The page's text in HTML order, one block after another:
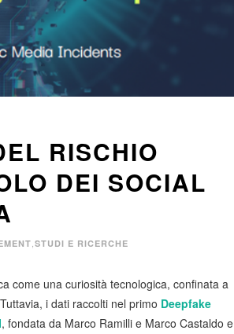
RISCHIO
DEI SOCIAL
STUDI E RICERCHE
come una curiosità tecnologica, confinata a
i dati raccolti nel primo Deepfake
, fondata da Marco Ramilli e Marco Castaldo e